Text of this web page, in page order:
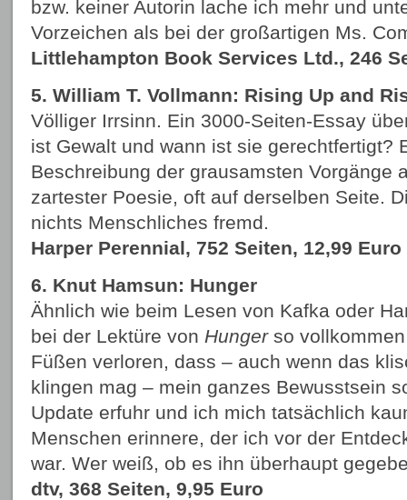
bzw. keiner Autorin lache ich mehr und
Vorzeichen als bei der großartigen Ms.
Littlehampton Book Services Ltd., 246
5. William T. Vollmann: Rising Up and
Völliger Irrsinn. Ein 3000-Seiten-Essay
ist Gewalt und wann ist sie gerechtfertigt?
Beschreibung der grausamsten Vorgänge
zartester Poesie, oft auf derselben Seite.
nichts Menschliches fremd.
Harper Perennial, 752 Seiten, 12,99 Euro
6. Knut Hamsun: Hunger
Ähnlich wie beim Lesen von Kafka oder
bei der Lektüre von Hungerso
Füßen verloren, dass – auch wenn das
klingen mag – mein ganzes Bewusstsein
Update erfuhr und ich mich tatsächlich
Menschen erinnere, der ich vor der
war. Wer weiß, ob es ihn überhaupt
dtv, 368 Seiten, 9,95 Euro